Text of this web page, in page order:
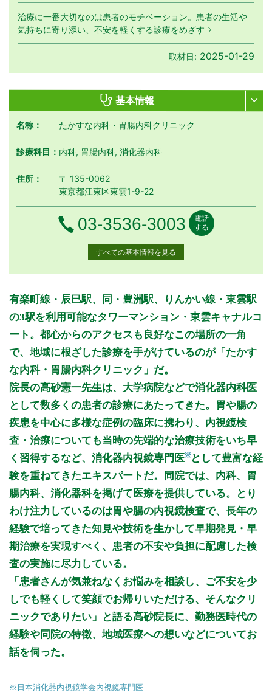
治療に一番大切なのは患者のモチベーション。患者の生活や
気持ちに寄り添い、不安を軽くする診療をめざす
取材日: 2025-01-29
基本情報
名称： たかすな内科・胃腸内科クリニック
診療科目： 内科, 胃腸内科, 消化器内科
住所：
〒 135-0062
東京都江東区東雲1-9-22
電話番号
03-3536-3003
電話
する
すべての基本情報を見る
診療時間 月 月曜日
火火曜日
水水曜日
木 金 金曜日
土土曜日
日日曜日
祝祝日
9:00～12:30
● ● ● ●
●
14:00～17:00
●
15:00～19:00
● ● ● ●
備考: 院内感染予防徹底しております。
インフルエンザワクチン・コロナワクチンはホームページより
予約ができます。
【一般外来】
月・火・水・金 AM9:00～11:30 PM15:00～18:00
土 AM9:00～11:30 PM14:00～16:30
【発熱外来】 原則ネット予約のみ
月・火・水・金 AM11:30～12:30 PM18:00～18:30
土 AM11:30～12:30 PM16:30～17:00
※一般外来は予約は取っておりません。一般外来の時間内に直
接ご来院ください。
※2026年8月より『予約制』の診療に変更となります。
休診日: 第3土曜午後、木、日、祝
※診療時間や臨時休診・診療内容等について、事前に必ず医療
機関ホームページ、またはお電話にてご確認ください。
>>病院なびで医療機関の詳細を見る
有楽町線・辰巳駅、同・豊洲駅、りんかい線・東雲駅
の3駅を利用可能なタワーマンション・東雲キャナルコ
ート。都心からのアクセスも良好なこの場所の一角
で、地域に根ざした診療を手がけているのが「たかす
な内科・胃腸内科クリニック」だ。
院長の高砂憲一先生は、大学病院などで消化器内科医
として数多くの患者の診療にあたってきた。胃や腸の
疾患を中心に多様な症例の臨床に携わり、内視鏡検
査・治療についても当時の先端的な治療技術をいち早
く習得するなど、消化器内視鏡専門医※ として豊富な経
験を重ねてきたエキスパートだ。同院では、内科、胃
腸内科、消化器科を掲げて医療を提供している。とり
わけ注力しているのは胃や腸の内視鏡検査で、長年の
経験で培ってきた知見や技術を生かして早期発見・早
期治療を実現すべく、患者の不安や負担に配慮した検
査の実施に尽力している。
「患者さんが気兼ねなくお悩みを相談し、ご不安を少
しでも軽くして笑顔でお帰りいただける、そんなクリ
ニックでありたい」と語る高砂院長に、勤務医時代の
経験や同院の特徴、地域医療への想いなどについてお
話を伺った。
※日本消化器内視鏡学会内視鏡専門医